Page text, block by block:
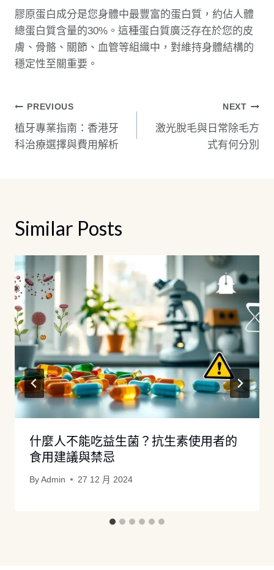
膠原蛋白成分是您身體中最豐富的蛋白質，約佔人體
總蛋白質含量的30%。這種蛋白質廣泛存在於您的皮
膚、骨骼、關節、血管等組織中，對維持身體結構的
穩定性至關重要。
文
章
PREVIOUS
植牙專業指南：香港牙
科治療選擇與費用解析
NEXT
激光脫毛與日常除毛方
式有何分別
Similar Posts
什麼人不能吃益生菌？抗生素使用者的
食用建議與禁忌
By Admin 27 12 月 2024